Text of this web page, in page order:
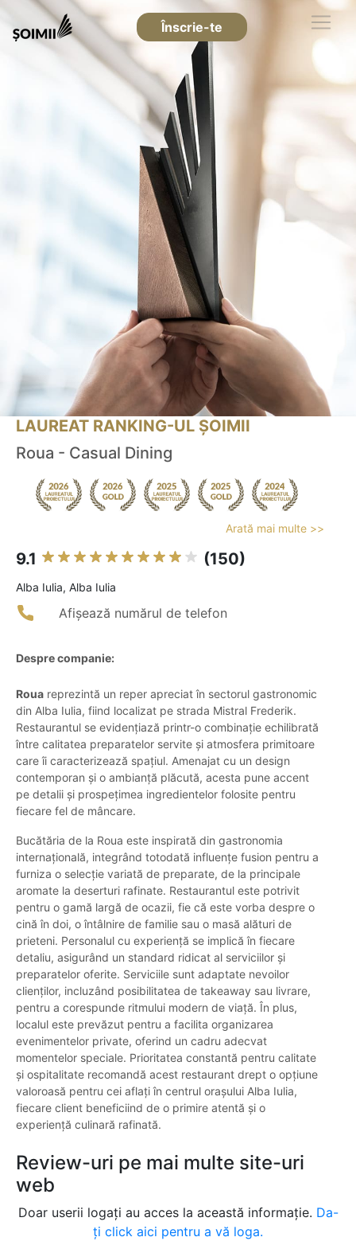
Înscrie-te
LAUREAT RANKING-UL ȘOIMII
Roua - Casual Dining
Arată mai multe >>
9.1 (150)
Alba Iulia, Alba Iulia
Afișează numărul de telefon
Despre companie:
Roua reprezintă un reper apreciat în sectorul gastronomic
din Alba Iulia, fiind localizat pe strada Mistral Frederik.
Restaurantul se evidențiază printr-o combinație echilibrată
între calitatea preparatelor servite și atmosfera primitoare
care îi caracterizează spațiul. Amenajat cu un design
contemporan și o ambianță plăcută, acesta pune accent
pe detalii și prospețimea ingredientelor folosite pentru
fiecare fel de mâncare.
Bucătăria de la Roua este inspirată din gastronomia
internațională, integrând totodată influențe fusion pentru a
furniza o selecție variată de preparate, de la principale
aromate la deserturi rafinate. Restaurantul este potrivit
pentru o gamă largă de ocazii, fie că este vorba despre o
cină în doi, o întâlnire de familie sau o masă alături de
prieteni. Personalul cu experiență se implică în fiecare
detaliu, asigurând un standard ridicat al serviciilor și
preparatelor oferite. Serviciile sunt adaptate nevoilor
clienților, incluzând posibilitatea de takeaway sau livrare,
pentru a corespunde ritmului modern de viață. În plus,
localul este prevăzut pentru a facilita organizarea
evenimentelor private, oferind un cadru adecvat
momentelor speciale. Prioritatea constantă pentru calitate
și ospitalitate recomandă acest restaurant drept o opțiune
valoroasă pentru cei aflați în centrul orașului Alba Iulia,
fiecare client beneficiind de o primire atentă și o
experiență culinară rafinată.
Review-uri pe mai multe site-uri
web
Doar userii logați au acces la această informație. Da-
ți click aici pentru a vă loga.